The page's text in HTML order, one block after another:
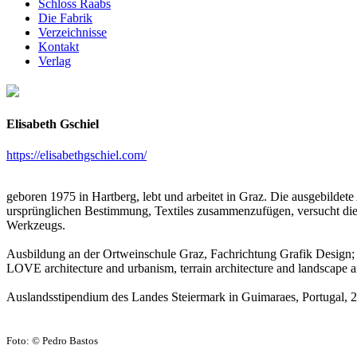
Schloss Raabs
Die Fabrik
Verzeichnisse
Kontakt
Verlag
Elisabeth Gschiel
https://elisabethgschiel.com/
geboren 1975 in Hartberg, lebt und arbeitet in Graz. Die
ursprünglichen Bestimmung, Textiles zusammenzufügen, versucht
Werkzeugs.
Ausbildung an der Ortweinschule Graz, Fachrichtung Grafik
LOVE architecture and urbanism, terrain architecture and landscape
Auslandsstipendium des Landes Steiermark in Guimaraes,
Foto: © Pedro Bastos